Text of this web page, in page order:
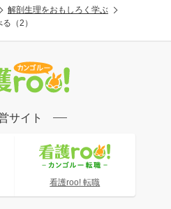
解剖生理をおもしろく学ぶ
（2）
サイト
看護roo! 転職